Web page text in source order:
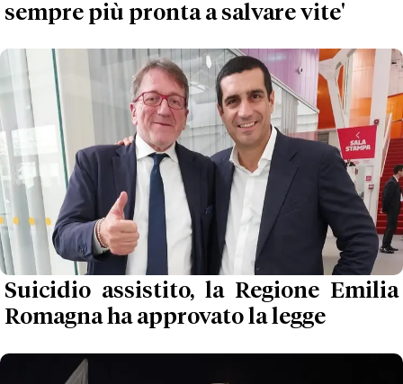
sempre più pronta a salvare vite'
Suicidio assistito, la Regione Emilia
Romagna ha approvato la legge